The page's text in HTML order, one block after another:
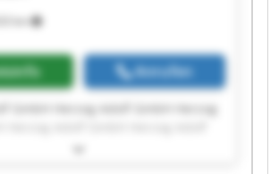
km
Anrufen
GmbH Herzog Adolf GmbH Herzog
Adolf GmbH Herzog Adolf GmbH